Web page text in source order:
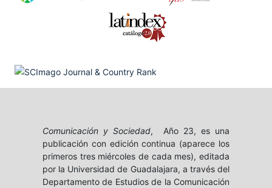
Comunicación y Sociedad, Año 23, es una
publicación con edición continua (aparece los
primeros tres miércoles de cada mes), editada
por la Universidad de Guadalajara, a través del
Departamento de Estudios de la Comunicación